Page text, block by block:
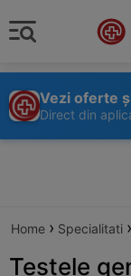
Vezi oferte
Direct din
Home › Specialitati ›
Testele